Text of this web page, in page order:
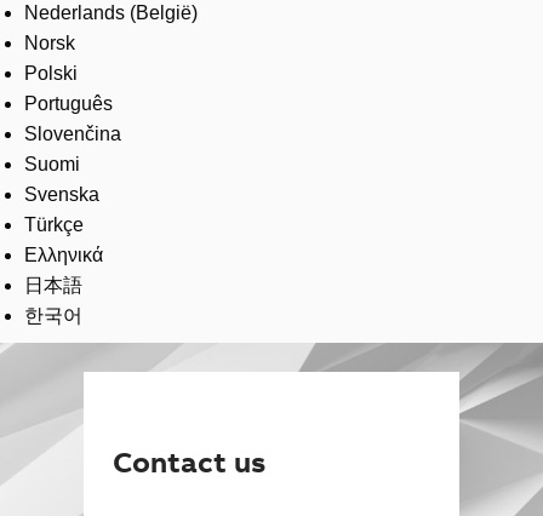
Nederlands (België)
Norsk
Polski
Português
Slovenčina
Suomi
Svenska
Türkçe
Ελληνικά
日本語
한국어
Contact us